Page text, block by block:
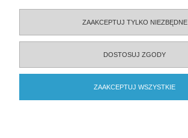
Informacje
O nas
Serwisy specjalistyczne
ZAAKCEPTUJ TYLKO NIEZBĘDNE
DOSTOSUJ ZGODY
ZAAKCEPTUJ WSZYSTKIE